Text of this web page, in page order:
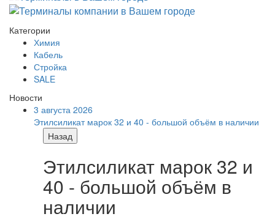
Категории
Химия
Кабель
Стройка
SALE
Новости
3 августа 2026
Этилсиликат марок 32 и 40 - большой объём в наличии
Назад
Этилсиликат марок 32 и
40 - большой объём в
наличии